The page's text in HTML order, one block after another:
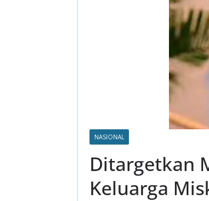
NASIONAL
Ditargetkan
Keluarga